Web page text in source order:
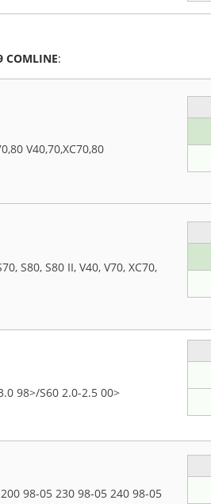
COMLINE:
V40,70,XC70,80
S80, S80 II, V40, V70, XC70,
98>/S60 2.0-2.5 00>
98-05 230 98-05 240 98-05